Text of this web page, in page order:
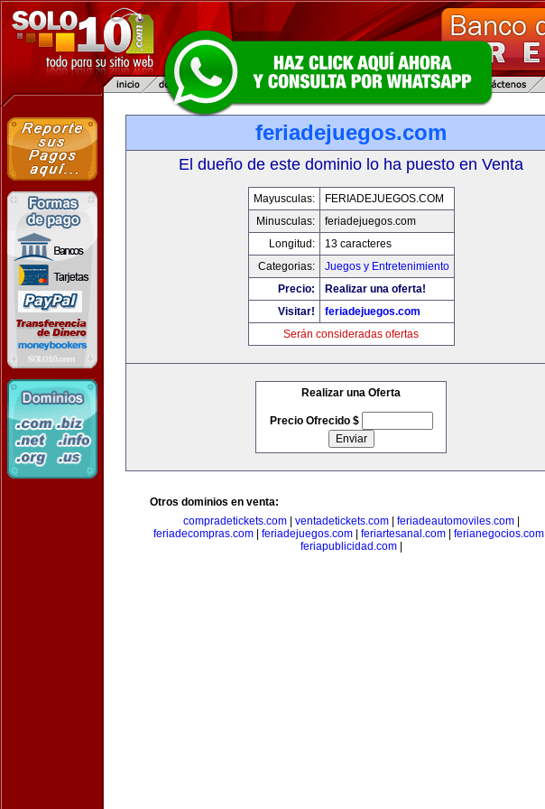
feriadejuegos.com
El dueño de este dominio lo ha puesto en Venta
Mayusculas:
FERIADEJUEGOS.COM
Minusculas:
feriadejuegos.com
Longitud:
13 caracteres
Categorias:
Juegos y Entretenimiento
Precio:
Realizar una oferta!
Visitar!
feriadejuegos.com
Serán consideradas ofertas
Realizar una Oferta
Precio Ofrecido $
Otros dominios en venta:
compradetickets.com| ventadetickets.com| feriadeautomoviles.com|
feriadecompras.com| feriadejuegos.com| feriartesanal.com| ferianegocios.com|
feriapublicidad.com|